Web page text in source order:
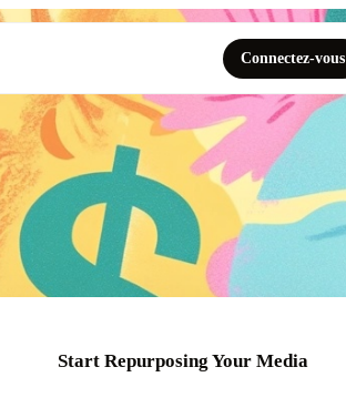
Connectez-vous
Start Repurposing Your Media